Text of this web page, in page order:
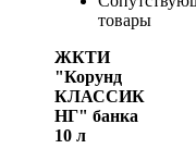
товары
ЖКТИ
"Корунд
КЛАССИК
НГ" банка
10 л